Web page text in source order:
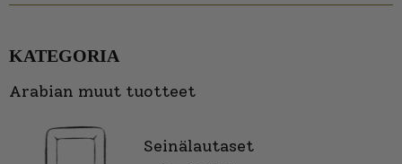
KATEGORIA
Arabian muut tuotteet
Seinälautaset